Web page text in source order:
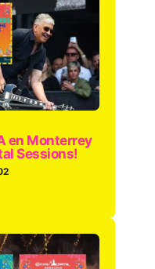
en Monterrey
Sessions!